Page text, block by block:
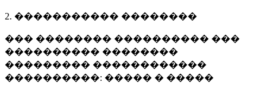
2. ����������� ��������
��� �������� ���������� ���
���������� ��������
��������� ������������
����������: ����� � �����